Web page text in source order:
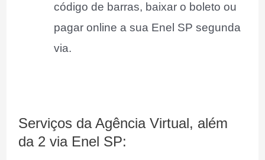
código de barras, baixar o boleto ou
pagar online a sua Enel SP segunda
via.
Serviços da Agência Virtual, além
da 2 via Enel SP: